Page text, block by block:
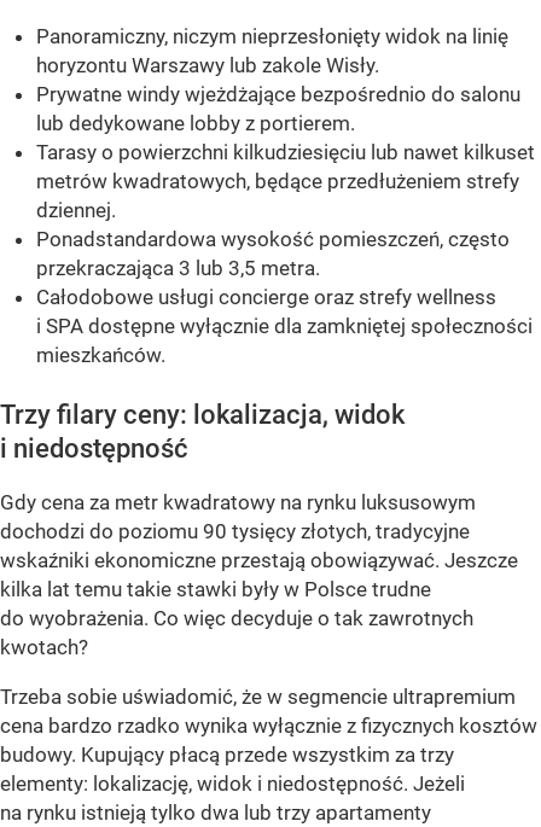
Panoramiczny, niczym nieprzesłonięty widok na linię
horyzontu Warszawy lub zakole Wisły.
Prywatne windy wjeżdżające bezpośrednio do salonu
lub dedykowane lobby z portierem.
Tarasy o powierzchni kilkudziesięciu lub nawet kilkuset
metrów kwadratowych, będące przedłużeniem strefy
dziennej.
Ponadstandardowa wysokość pomieszczeń, często
przekraczająca 3 lub 3,5 metra.
Całodobowe usługi concierge oraz strefy wellness
i SPA dostępne wyłącznie dla zamkniętej społeczności
mieszkańców.
Trzy filary ceny: lokalizacja, widok
i niedostępność
Gdy cena za metr kwadratowy na rynku luksusowym
dochodzi do poziomu 90 tysięcy złotych, tradycyjne
wskaźniki ekonomiczne przestają obowiązywać. Jeszcze
kilka lat temu takie stawki były w Polsce trudne
do wyobrażenia. Co więc decyduje o tak zawrotnych
kwotach?
Trzeba sobie uświadomić, że w segmencie ultrapremium
cena bardzo rzadko wynika wyłącznie z fizycznych kosztów
budowy. Kupujący płacą przede wszystkim za trzy
elementy: lokalizację, widok i niedostępność. Jeżeli
na rynku istnieją tylko dwa lub trzy apartamenty